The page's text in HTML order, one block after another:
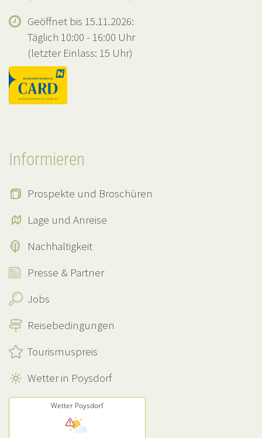
Geöffnet bis 15.11.2026:
Täglich 10:00 - 16:00 Uhr
(letzter Einlass: 15 Uhr)
Informieren
Prospekte und Broschüren
Lage und Anreise
Nachhaltigkeit
Presse & Partner
Jobs
Reisebedingungen
Tourismuspreis
Wetter in Poysdorf
Wetter Poysdorf